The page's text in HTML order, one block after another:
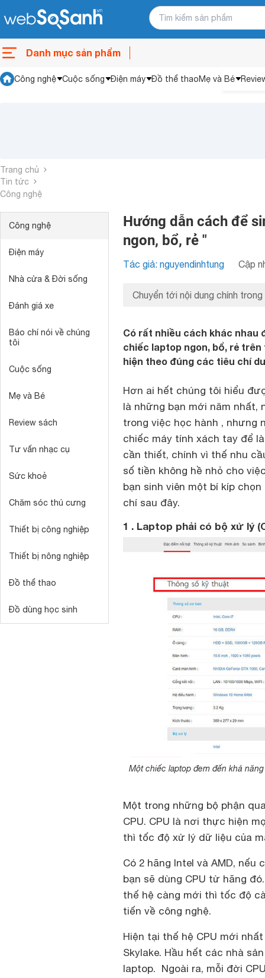
Danh mục sản phẩm
Công nghệ Cuộc sống Điện máy Đồ thể thaoMẹ và Bé
Trang chủ
Tin tức
Công nghệ
Công nghệ
Điện máy
Nhà cửa & Đời sống
Đánh giá xe
Báo chí nói về chúng
tôi
Cuộc sống
Mẹ và Bé
Review sách
Tư vấn nhạc cụ
Sức khoẻ
Chăm sóc thú cưng
Thiết bị công nghiệp
Thiết bị nông nghiệp
Đồ thể thao
Đồ dùng học sinh
Hướng dẫn cách để
ngon, bổ, rẻ "
Tác giả: nguyendinhtung Cập
Chuyển tới nội dung chính
Có rất nhiều cách khác nhau
chiếc laptop ngon, bổ, rẻ
hiện theo đúng các tiêu chí
Hơn ai hết chúng tôi hiểu
là những bạn mới năm nhất,
trong việc học hành , nhưng
chiếc máy tính xách tay để
cần thiết, chính vì thế nhu
số tiền không hề nhỏ cho
bạn sinh viên một bí kíp
chí sau đây.
1 . Laptop phải có bộ xử lý
Một chiếc laptop đem đến khả
Một trong những bộ phận
CPU. CPU là nơi thực hiện
thì tốc độ xử lý dữ liệu của
Có 2 hãng Intel và AMD,
bạn sẽ dùng CPU từ hãng
thế hệ càng mới thì tốc độ
tiến về công nghệ.
Hiện tại thế hệ CPU mới
Skylake. Hầu hết các nhà
laptop. Ngoài ra, mỗi đời